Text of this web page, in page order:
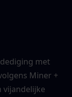
met
Miner +
vijandelijke